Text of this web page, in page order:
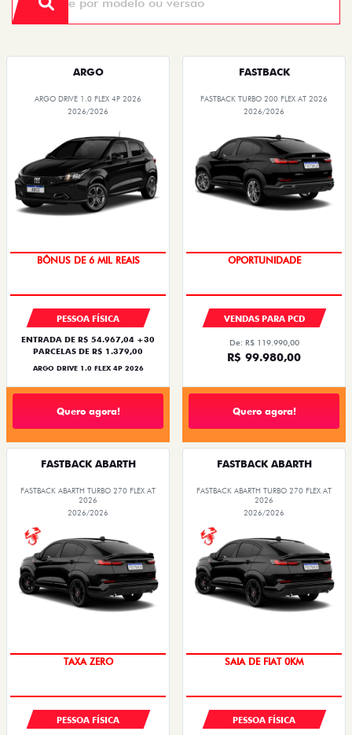
ARGO
ARGO DRIVE 1.0 FLEX 4P 2026
2026/2026
TAXA ZERO
PESSOA FÍSICA
ENTRADA DE R$ 54.967,04 +30
PARCELAS DE R$ 1.379,00
ARGO DRIVE 1.0 FLEX 4P 2026
Quero agora!
FASTBACK
FASTBACK TURBO 200 FLEX AT 2026
2026/2026
OPORTUNIDADE
VENDAS PARA PCD
De: R$ 119.990,00
R$ 99.980,00
Quero agora!
FASTBACK ABARTH
FASTBACK ABARTH TURBO 270 FLEX AT
2026
2026/2026
PESSOA FÍSICA
FASTBACK ABARTH
FASTBACK ABARTH TURBO 270 FLEX AT
2026
2026/2026
PESSOA FÍSICA